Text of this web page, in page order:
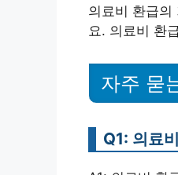
의료비 환급의
요. 의료비 환
자주 묻
Q1: 의료